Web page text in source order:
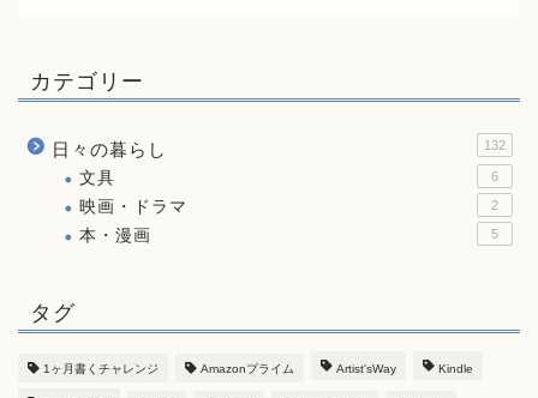
カテゴリー
日々の暮らし 132
文具 6
映画・ドラマ 2
本・漫画 5
タグ
1ヶ月書くチャレンジ Amazonプライム Artist'sWay Kindle